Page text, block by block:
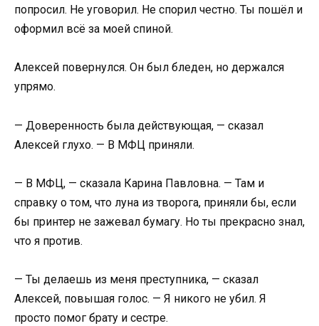
попросил. Не уговорил. Не спорил честно. Ты пошёл и
оформил всё за моей спиной.
Алексей повернулся. Он был бледен, но держался
упрямо.
— Доверенность была действующая, — сказал
Алексей глухо. — В МФЦ приняли.
— В МФЦ, — сказала Карина Павловна. — Там и
справку о том, что луна из творога, приняли бы, если
бы принтер не зажевал бумагу. Но ты прекрасно знал,
что я против.
— Ты делаешь из меня преступника, — сказал
Алексей, повышая голос. — Я никого не убил. Я
просто помог брату и сестре.